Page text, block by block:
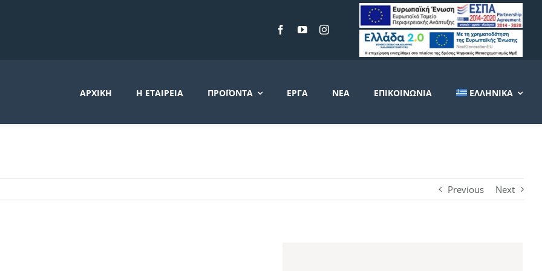
ΑΡΧΙΚΉ Η ΕΤΑΙΡΕΊΑ ΠΡΟΪΌΝΤΑ ΈΡΓΑ ΝΈΑ ΕΠΙΚΟΙΝΩΝΊΑ ΕΛΛΗΝΙΚΆ
Previous Next